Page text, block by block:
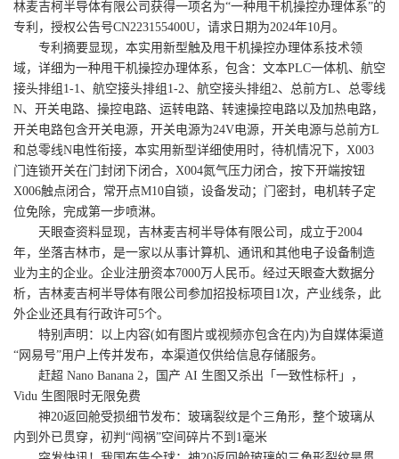
林麦吉柯半导体有限公司获得一项名为“一种甩干机操控办理体系”的
专利，授权公告号CN223155400U，请求日期为2024年10月。
专利摘要显现，本实用新型触及甩干机操控办理体系技术领
域，详细为一种甩干机操控办理体系，包含：文本PLC一体机、航空
接头排组1‑1、航空接头排组1‑2、航空接头排组2、总前方L、总零线
N、开关电路、操控电路、运转电路、转速操控电路以及加热电路，
开关电路包含开关电源，开关电源为24V电源，开关电源与总前方L
和总零线N电性衔接，本实用新型详细使用时，待机情况下，X003
门连锁开关在门封闭下闭合，X004氮气压力闭合，按下开端按钮
X006触点闭合，常开点M10自锁，设备发动；门密封，电机转子定
位免除，完成第一步喷淋。
天眼查资料显现，吉林麦吉柯半导体有限公司，成立于2004
年，坐落吉林市，是一家以从事计算机、通讯和其他电子设备制造
业为主的企业。企业注册资本7000万人民币。经过天眼查大数据分
析，吉林麦吉柯半导体有限公司参加招投标项目1次，产业线条，此
外企业还具有行政许可5个。
特别声明：以上内容(如有图片或视频亦包含在内)为自媒体渠道
“网易号”用户上传并发布，本渠道仅供给信息存储服务。
赶超 Nano Banana 2，国产 AI 生图又杀出「一致性标杆」，
Vidu 生图限时无限免费
神20返回舱受损细节发布：玻璃裂纹是个三角形，整个玻璃从
内到外已贯穿，初判“闯祸”空间碎片不到1毫米